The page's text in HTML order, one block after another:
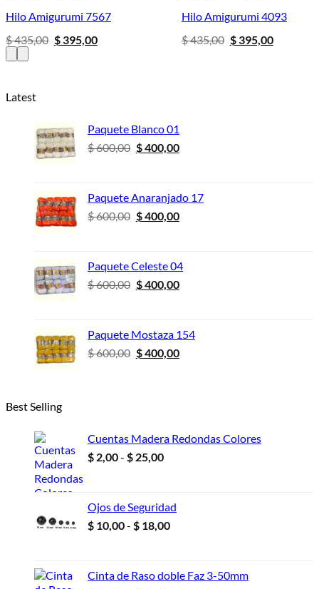
Hilo Amigurumi 7567
$435,00 El
$395,00El
Hilo Amigurumi 4093
$435,00 El
$395,00El
Latest
Paquete Blanco 01
$600,00 El
era:
$ 600,00.
$400,00El
es:
$ 400,00.
Paquete Anaranjado 17
$600,00 El
era:
$ 600,00.
$400,00El
es:
$ 400,00.
Paquete Celeste 04
$600,00 El
era:
$ 600,00.
$400,00El
es:
$ 400,00.
Paquete Mostaza 154
$600,00 El
$400,00El
Best Selling
Cuentas Madera Redondas Colores
$ 2,00- $ 25,00Rango
desde
$ 2,00
hasta
Ojos de Seguridad
$ 10,00- $ 18,00Rango
desde
$ 10,00
Cinta de Raso doble Faz 3-50mm